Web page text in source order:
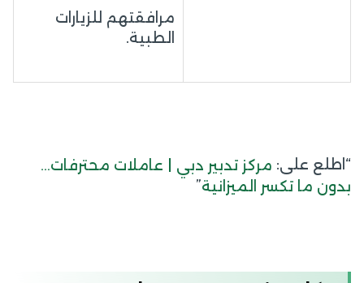
مرافقتهم للزيارات
الطبية.
“اطلع على: مركز تدبير دبي | عاملات محترفات…
بدون ما تكسر الميزانية”